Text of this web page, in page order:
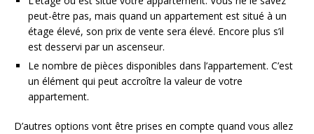
peut-être pas, mais quand un appartement est situé à un
étage élevé, son prix de vente sera élevé. Encore plus s’il
est desservi par un ascenseur.
Le nombre de pièces disponibles dans l’appartement. C’est
un élément qui peut accroître la valeur de votre
appartement.
D’autres options vont être prises en compte quand vous allez